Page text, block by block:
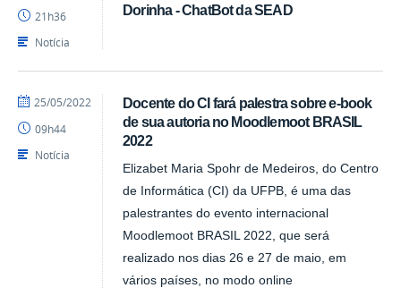
Dorinha - ChatBot da SEAD
-
SEAD
21h36
Notícia
Docente do CI fará palestra sobre e-book
de sua autoria no Moodlemoot BRASIL
2022
Elizabet Maria Spohr de Medeiros, do Centro
de Informática (CI) da UFPB, é uma das
palestrantes do evento internacional
Moodlemoot BRASIL 2022, que será
realizado nos dias 26 e 27 de maio, em
vários países, no modo online
por
-
SEAD
publicado
25/05/2022
09h44
Notícia